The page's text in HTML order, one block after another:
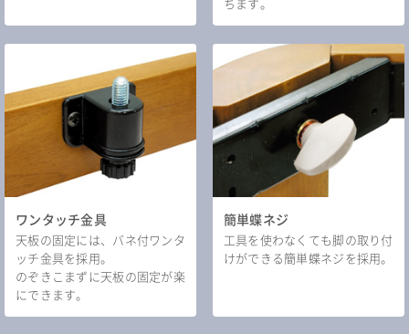
ちます。
ワンタッチ金具
天板の固定には、バネ付ワンタ
ッチ金具を採用。
のぞきこまずに天板の固定が楽
にできます。
簡単蝶ネジ
工具を使わなくても脚の取り付
けができる簡単蝶ネジを採用。